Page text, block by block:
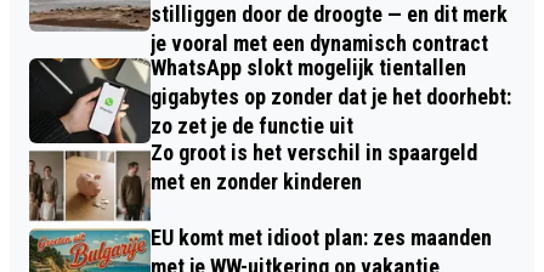
stilliggen door de droogte — en dit merk
je vooral met een dynamisch contract
WhatsApp slokt mogelijk tientallen
gigabytes op zonder dat je het doorhebt:
zo zet je de functie uit
Zo groot is het verschil in spaargeld
met en zonder kinderen
EU komt met idioot plan: zes maanden